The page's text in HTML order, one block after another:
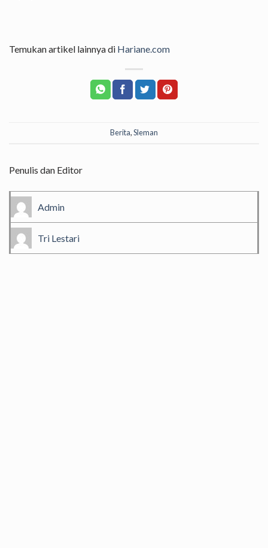
Temukan artikel lainnya di Hariane.com
Berita,Sleman
Penulis dan Editor
Admin
Tri Lestari